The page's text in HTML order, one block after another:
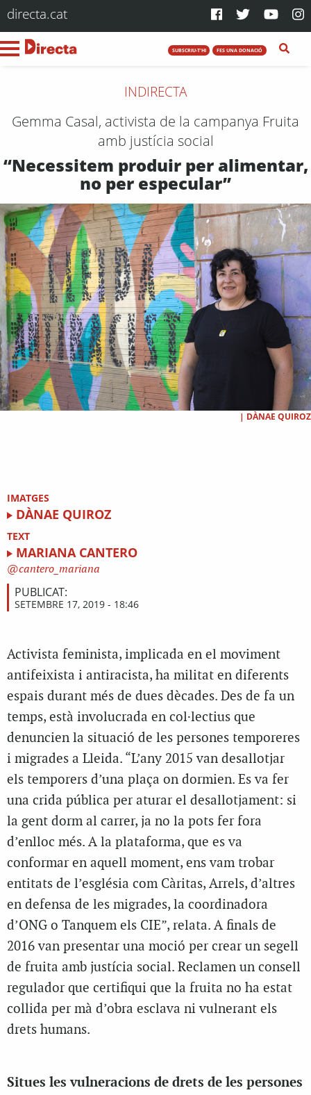
directa.cat
SUBSCRIU-T'HI FES UNA DONACIÓ
INDIRECTA
Gemma Casal, activista de la campanya Fruita
amb justícia social
“Necessitem produir per alimentar,
no per especular”
| DÀNAE QUIROZ
IMATGES
DÀNAE QUIROZ
TEXT
MARIANA CANTERO
cantero_mariana
PUBLICAT:
SETEMBRE 17, 2019 - 18:46
Activista feminista, implicada en el moviment
antifeixista i antiracista, ha militat en diferents
espais durant més de dues dècades. Des de fa un
temps, està involucrada en col·lectius que
denuncien la situació de les persones temporeres
i migrades a Lleida. “L’any 2015 van desallotjar
els temporers d’una plaça on dormien. Es va fer
una crida pública per aturar el desallotjament: si
la gent dorm al carrer, ja no la pots fer fora
d’enlloc més. A la plataforma, que es va
conformar en aquell moment, ens vam trobar
entitats de l’església com Càritas, Arrels, d’altres
en defensa de les migrades, la coordinadora
d’ONG o Tanquem els CIE”, relata. A finals de
2016 van presentar una moció per crear un segell
de fruita amb justícia social. Reclamen un consell
regulador que certifiqui que la fruita no ha estat
collida per mà d’obra esclava ni vulnerant els
drets humans.
Situes les vulneracions de drets de les persones